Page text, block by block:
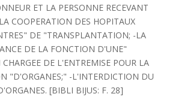
ET LA PERSONNE RECEVANT
COOPERATION DES HOPITAUX
DE "TRANSPLANTATION; -LA
DE LA FONCTION D'UNE"
DE L'ENTREMISE POUR LA
"D'ORGANES;" -L'INTERDICTION DU
[BIBLI BIJUS: F. 28]